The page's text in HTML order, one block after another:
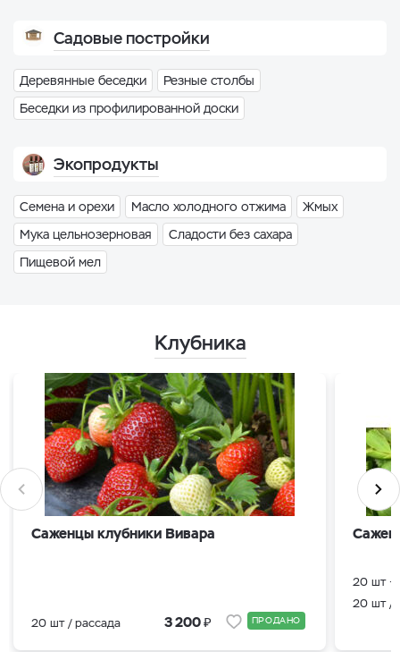
Садовые постройки
Деревянные беседки
Резные столбы
Беседки из профилированной доски
Экопродукты
Семена и орехи Масло холодного отжима
Жмых
Мука цельнозерновая
Сладости без сахара
Пищевой мел
Клубника
Саженцы клубники Вивара
20 шт / рассада 3 200₽ ПРОДАНО
20 шт /